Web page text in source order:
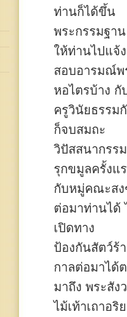
ท่านก็ได้ขึ้น
พระกรรมฐา
ให้ท่านไปแจ้ง
สอบอารมณ์พ
หอไตรบ้าง กั
ครูวินัยธรรม
ก็จบสมถะ
วิปัสสนากรร
รุกขมูลครั้งแ
กับหมู่คณะสง
ต่อมาท่านได้
เปิดทาง
ป้องกันสัตว์ร้
กาลต่อมาได้
มาถึง พระสัง
ไม้เท้าเถาอริ